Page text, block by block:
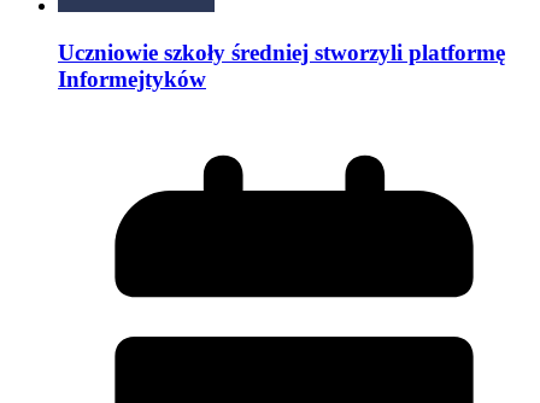
Uczniowie szkoły średniej stworzyli platformę
Informejtyków